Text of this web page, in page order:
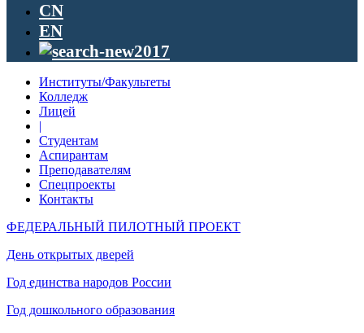
CN
EN
Институты/Факультеты
Колледж
Лицей
|
Студентам
Аспирантам
Преподавателям
Спецпроекты
Контакты
ФЕДЕРАЛЬНЫЙ ПИЛОТНЫЙ ПРОЕКТ
День открытых дверей
Год единства народов России
Год дошкольного образования